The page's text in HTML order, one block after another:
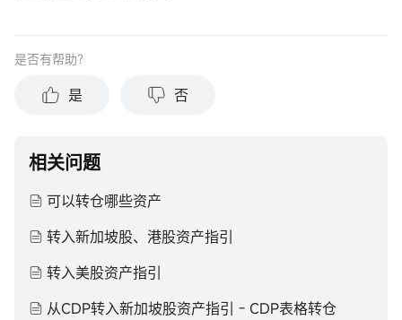
是否有帮助？
是 否
相关问题
可以转仓哪些资产
转入新加坡股、港股资产指引
转入美股资产指引
从CDP转入新加坡股资产指引 - CDP表格转仓